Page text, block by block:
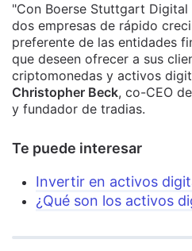
"Con Boerse Stuttgart
dos empresas de rápido
preferente de las entidades
que deseen ofrecer a sus
criptomonedas y activos
Christopher Beck, co-CEO
y fundador de tradias.
Te puede interesar
Invertir en activos
¿Qué son los activos